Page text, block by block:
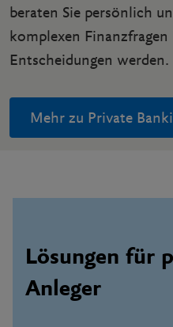
beraten Sie persönlich
komplexen
Entscheidungen werden.
Mehr zu Private
Lösungen für
Anleger